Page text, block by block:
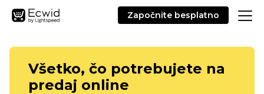
Započnite besplatno
Všetko, čo potrebujete na
predaj online